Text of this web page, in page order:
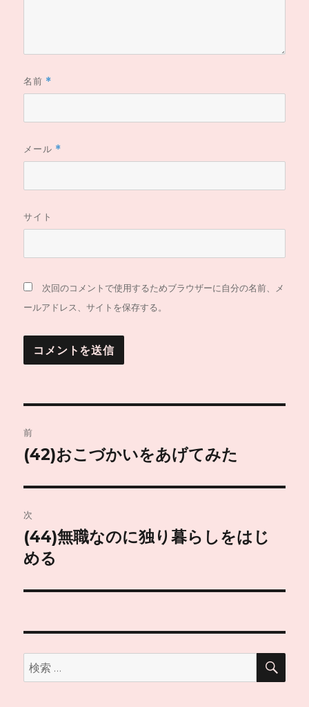
名前 *
メール *
サイト
次回のコメントで使用するためブラウザーに自分の名前、メ
ールアドレス、サイトを保存する。
稿
ビ
ゲ
ー
シ
ン
前
前
投
稿:
(42)おこづかいをあげてみた
次
次
の
稿:
(44)無職なのに独り暮らしをはじ
める
検
索:
検